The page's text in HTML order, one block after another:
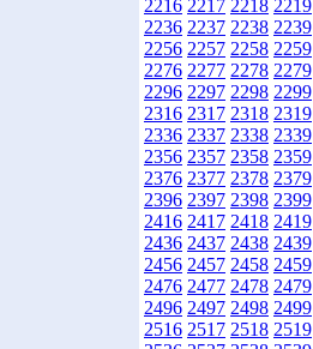
2216 2217 2218 2219
2236 2237 2238 2239
2256 2257 2258 2259
2276 2277 2278 2279
2296 2297 2298 2299
2316 2317 2318 2319
2336 2337 2338 2339
2356 2357 2358 2359
2376 2377 2378 2379
2396 2397 2398 2399
2416 2417 2418 2419
2436 2437 2438 2439
2456 2457 2458 2459
2476 2477 2478 2479
2496 2497 2498 2499
2516 2517 2518 2519